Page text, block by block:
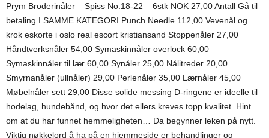
Prym Broderinåler – Spiss No.18-22 – 6stk NOK 27,00 Antall Gå til
betaling I SAMME KATEGORI Punch Needle 112,00 Vevenål og
krok eskorte i oslo real escort kristiansand Stoppenåler 27,00
Håndtverksnåler 54,00 Symaskinnåler overlock 60,00
Symaskinnåler til lær 60,00 Synåler 25,00 Nålitreder 20,00
Smyrnanåler (ullnåler) 29,00 Perlenåler 35,00 Lærnåler 45,00
Møbelnåler sett 29,00 Disse solide messing D-ringene er ideelle til
hodelag, hundebånd, og hvor det ellers kreves topp kvalitet. Hint
om at du har funnet hemmeligheten… Da begynner leken på nytt.
Viktig nøkkelord å ha på en hjemmeside er behandlinger og